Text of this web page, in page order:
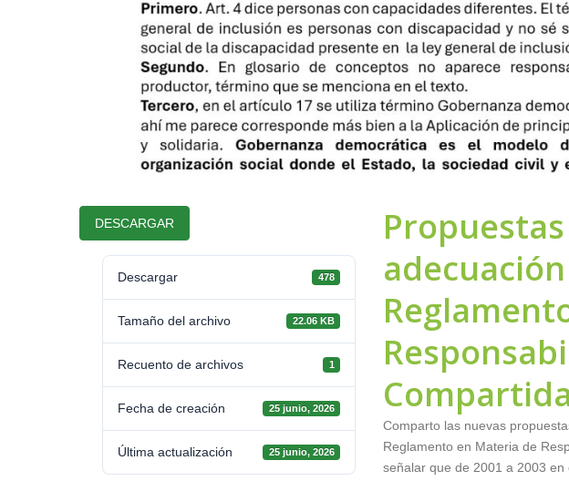
DESCARGAR
Descargar 478
Tamaño del archivo 22.06 KB
Recuento de archivos 1
Fecha de creación 25 junio, 2026
Última actualización 25 junio, 2026
Comparto las nuevas
Reglamento en Materia de
señalar que de 2001 a 2003